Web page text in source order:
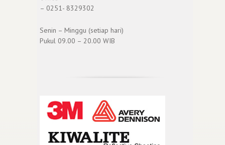
– 0251- 8329302
Senin – Minggu (setiap hari)
Pukul 09.00 – 20.00 WIB